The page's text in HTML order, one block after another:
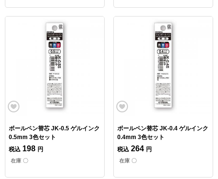
ボールペン替芯 JK-0.5 ゲルインク
0.5mm 3色セット
税込 198 円
在庫 〇
ボールペン替芯 JK-0.4 ゲルインク
0.4mm 3色セット
税込 264 円
在庫 〇